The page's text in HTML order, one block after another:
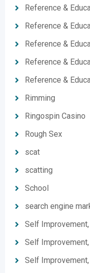
Reference &
Reference &
Reference &
Reference &
Reference &
Rimming
Ringospin Casino
Rough Sex
scat
scatting
School
search engine
Self
Self Improvement,
Self